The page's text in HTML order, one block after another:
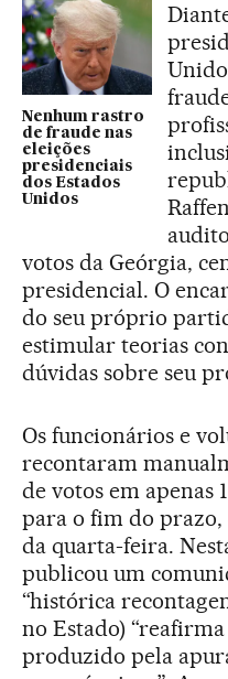
Nenhum rastro
de fraude nas
eleições
presidenciais
dos Estados
Unidos
votos da Geórgia,
presidencial. O
do seu próprio
estimular teorias
dúvidas sobre seu
Os funcionários e
recontaram
de votos em apenas
para o fim do prazo,
da quarta-feira.
publicou um
“histórica
no Estado)
produzido pela